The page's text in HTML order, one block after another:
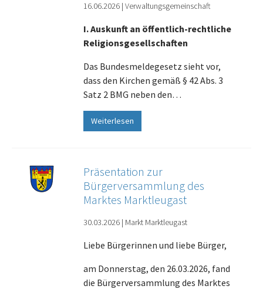
16.06.2026 | Verwaltungsgemeinschaft
I. Auskunft an öffentlich-rechtliche
Religionsgesellschaften
Das Bundesmeldegesetz sieht vor,
dass den Kirchen gemäß § 42 Abs. 3
Satz 2 BMG neben den…
Weiterlesen
Präsentation zur
Bürgerversammlung des
Marktes Marktleugast
30.03.2026 | Markt Marktleugast
Liebe Bürgerinnen und liebe Bürger,
am Donnerstag, den 26.03.2026, fand
die Bürgerversammlung des Marktes